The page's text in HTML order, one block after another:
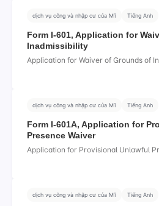
dịch vụ công và nhập cư của Mĩ Tiếng Anh
Form I-601, Application for
Inadmissibility
Application for Waiver of Grounds of
dịch vụ công và nhập cư của Mĩ Tiếng Anh
Form I-601A, Application for
Presence Waiver
Application for Provisional Unlawful
dịch vụ công và nhập cư của Mĩ Tiếng Anh